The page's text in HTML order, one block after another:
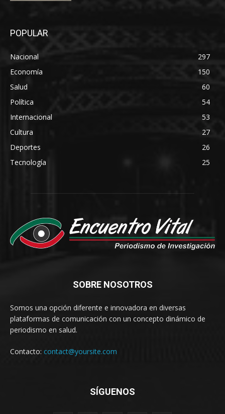
POPULAR
Nacional
297
Economía
150
Salud
60
Política
54
Internacional
53
Cultura
27
Deportes
26
Tecnología
25
SOBRE NOSOTROS
Somos una opción diferente e innovadora en diversas
plataformas de comunicación con un concepto dinámico de
periodismo en salud.
Contacto: contact@yoursite.com
SÍGUENOS